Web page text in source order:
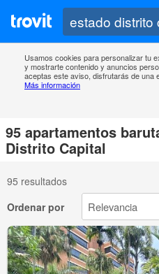
Usamos cookies para personalizar tu
y mostrarte contenido y anuncios
aceptas este aviso, disfrutarás de una
Más información
95 apartamentos
Distrito Capital
95 resultados
Ordenar por